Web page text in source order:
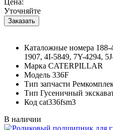
Уточняйте
Каталожные номера 188-
1907, 4I-5849, 7Y-4294,
Марка CATERPILLAR
Модель 336F
Тип запчасти
Тип Гусеничный
Код cat336fsm3
В наличии